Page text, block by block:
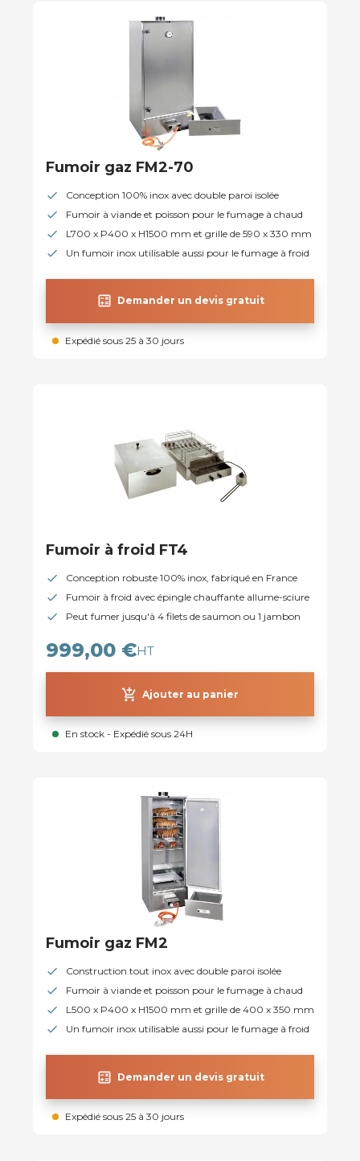
Fumoir gaz FM2-70
Conception 100% inox avec double paroi isolée
Fumoir à viande et poisson pour le fumage à chaud
L700 x P400 x H1500 mm et grille de 590 x 330 mm
Un fumoir inox utilisable aussi pour le fumage à froid
calculate Demander un devis gratuit
Expédié sous 25 à 30 jours
Fumoir à froid FT4
Conception robuste 100% inox, fabriqué en France
Fumoir à froid avec épingle chauffante allume-sciure
Peut fumer jusqu'à 4 filets de saumon ou 1 jambon
999,00 €HT
add_shopping_cart Ajouter au panier
En stock - Expédié sous 24H
Fumoir gaz FM2
Construction tout inox avec double paroi isolée
Fumoir à viande et poisson pour le fumage à chaud
L500 x P400 x H1500 mm et grille de 400 x 350 mm
Un fumoir inox utilisable aussi pour le fumage à froid
calculate Demander un devis gratuit
Expédié sous 25 à 30 jours